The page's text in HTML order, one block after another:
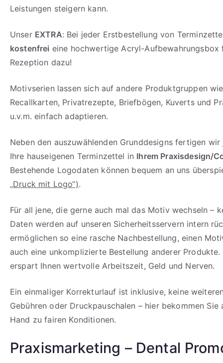
Leistungen steigern kann.
Unser EXTRA: Bei jeder Erstbestellung von
kostenfrei eine hochwertige Acryl-Aufbewahrungsbox
Rezeption dazu!
Motivserien lassen sich auf andere Produktgruppen
Recallkarten, Privatrezepte, Briefbögen, Kuverts und
u.v.m. einfach adaptieren.
Neben den auszuwählenden Grunddesigns fertigen
Ihre hauseigenen Terminzettel in Ihrem Praxisdesign/
Bestehende Logodaten können bequem an uns
„Druck mit Logo“).
Für all jene, die gerne auch mal das Motiv wechseln –
Daten werden auf unseren Sicherheitsservern intern
ermöglichen so eine rasche Nachbestellung, einen
auch eine unkomplizierte Bestellung anderer Produkte.
erspart Ihnen wertvolle Arbeitszeit, Geld und Nerven.
Ein einmaliger Korrekturlauf ist inklusive, keine
Gebühren oder Druckpauschalen – hier bekommen Sie
Hand zu fairen Konditionen.
Praxismarketing – Dental